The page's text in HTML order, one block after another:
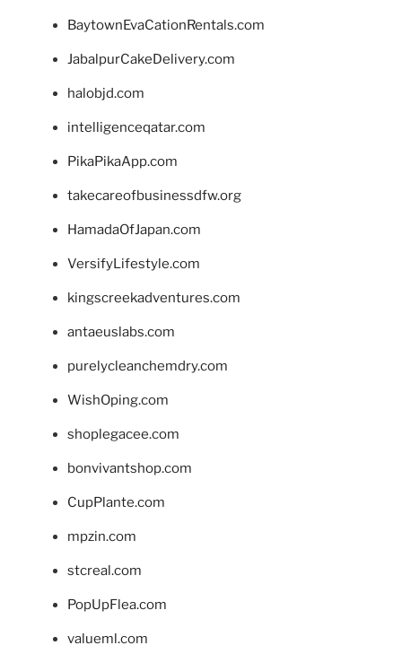
BaytownEvaCationRentals.com
JabalpurCakeDelivery.com
halobjd.com
intelligenceqatar.com
PikaPikaApp.com
takecareofbusinessdfw.org
HamadaOfJapan.com
VersifyLifestyle.com
kingscreekadventures.com
antaeuslabs.com
purelycleanchemdry.com
WishOping.com
shoplegacee.com
bonvivantshop.com
CupPlante.com
mpzin.com
stcreal.com
PopUpFlea.com
valueml.com